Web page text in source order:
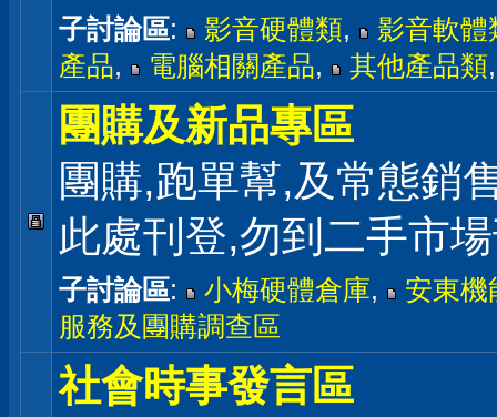
子討論區: 影音硬體類,
影音軟體
產品, 電腦相關產品, 其他產品類
團購及新品專區
團購,跑單幫,及常態銷
此處刊登,勿到二手市
子討論區: 小梅硬體倉庫,
安東機
服務及團購調查區
社會時事發言區